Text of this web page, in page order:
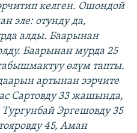
келген. Ошондой
эле: отунду да,
алды. Баарынан
Баарынан мурда 25
өлүм тапты.
артынан ээрчите
Сартовду 33 жашында,
Эргешовду 35
45, Аман